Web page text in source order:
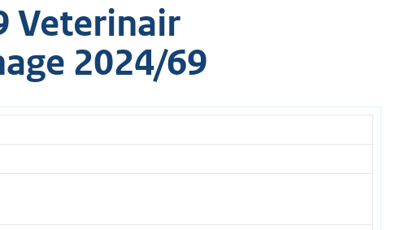
Veterinair
2024/69